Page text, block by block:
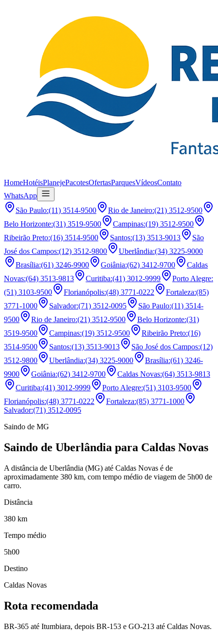
HomeHotéisPlanejePacotesOfertasParquesVídeosContato
WhatsApp
São Paulo:(11) 3514-9500 Rio de Janeiro:(21) 3512-9500
Belo Horizonte:(31) 3519-9500 Campinas:(19) 3512-9500
Ribeirão Preto:(16) 3514-9500 Santos:(13) 3513-9013
São
José dos Campos:(12) 3512-9800 Uberlândia:(34) 3225-9000
Brasília:(61) 3246-9900 Goiânia:(62) 3412-9700
Caldas
Novas:(64) 3513-9813 Curitiba:(41) 3012-9999 Porto Alegre:
(51) 3103-9500
Florianópolis:(48) 3771-0222 Fortaleza:(85)
3771-1000
Salvador:(71) 3512-0095 São Paulo:(11) 3514-
9500
Rio de Janeiro:(21) 3512-9500 Belo Horizonte:(31)
3519-9500
Campinas:(19) 3512-9500 Ribeirão Preto:(16)
3514-9500
Santos:(13) 3513-9013 São José dos Campos:(12)
3512-9800
Uberlândia:(34) 3225-9000 Brasília:(61) 3246-
9900
Goiânia:(62) 3412-9700 Caldas Novas:(64) 3513-9813
Curitiba:(41) 3012-9999 Porto Alegre:(51) 3103-9500
Florianópolis:(48) 3771-0222 Fortaleza:(85) 3771-1000
Salvador:(71) 3512-0095
Saindo de MG
Saindo de Uberlândia para Caldas Novas
A distância de Uberlândia (MG) até Caldas Novas é de
aproximadamente 380 km, com tempo médio de viagem de 5h00 de
carro.
Distância
380 km
Tempo médio
5h00
Destino
Caldas Novas
Rota recomendada
BR-365 até Itumbiara, depois BR-153 e GO-213 até Caldas Novas.